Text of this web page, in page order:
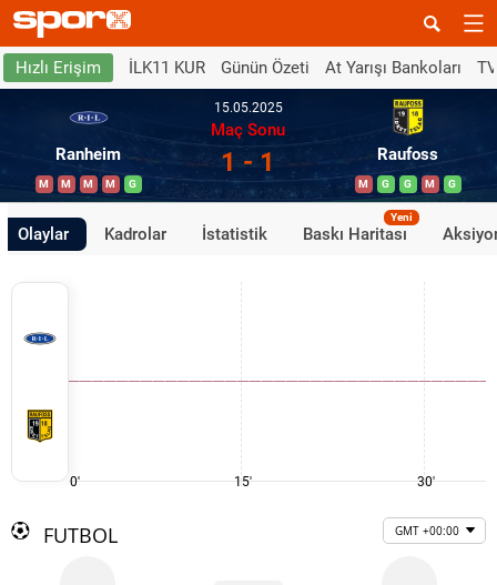
Hızlı Erişim İLK11 KUR Günün Özeti At Yarışı Bankoları
Ranheim
M M M M G
15.05.2025
Maç Sonu
1 - 1 Raufoss
M G G M G
Olaylar Kadrolar İstatistik Baskı Haritası
Yeni
0' 15' 30'
FUTBOL GMT +00:00